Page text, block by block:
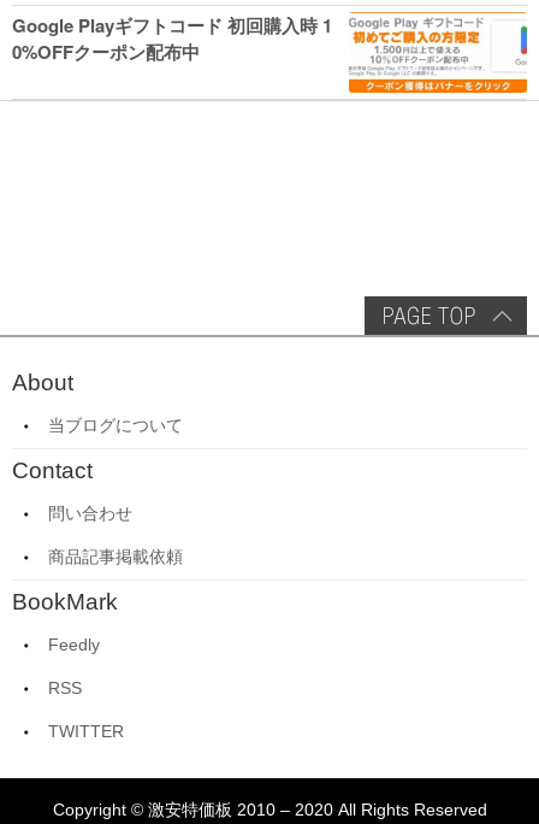
Google Playギフトコード 初回購入時 1
0%OFFクーポン配布中
About
当ブログについて
Contact
問い合わせ
商品記事掲載依頼
BookMark
Feedly
RSS
TWITTER
Copyright © 激安特価板 2010 – 2020 All Rights Reserved